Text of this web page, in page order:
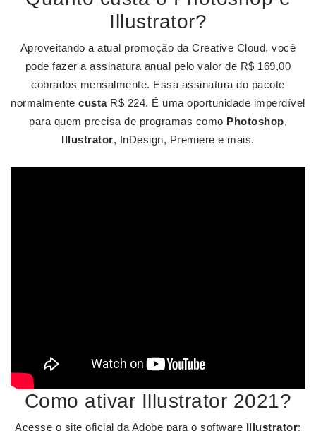
Illustrator?
Aproveitando a atual promoção da Creative Cloud, você
pode fazer a assinatura anual pelo valor de R$ 169,00
cobrados mensalmente. Essa assinatura do pacote
normalmentecustaR$ 224. É uma oportunidade imperdível
para quem precisa de programas como Photoshop,
Illustrator, InDesign, Premiere e mais.
Como ativar Illustrator 2021?
Acesse o site oficial da Adobe para o software Illustrator: